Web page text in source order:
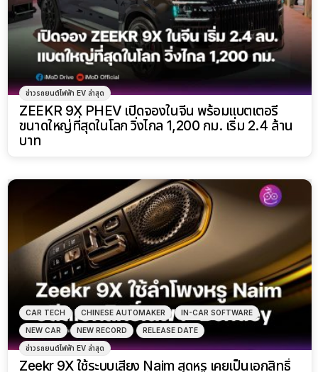
ข่าวรถยนต์ไฟฟ้า EV ล่าสุด
ZEEKR 9X PHEV เปิดจองในจีน พร้อมแบตเตอรี่
ขนาดใหญ่ที่สุดในโลก วิ่งไกล 1,200 กม. เริ่ม 2.4 ล้าน
บาท
CAR TECH CHINESE AUTOMAKER IN-CAR SOFTWARE
NEW CAR NEW RECORD RELEASE DATE
ข่าวรถยนต์ไฟฟ้า EV ล่าสุด
Zeekr 9X ใช้ระบบเสียง Naim สุดหรู เคยเป็นเอกสิทธิ์